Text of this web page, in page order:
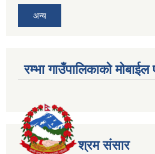
अन्य
रम्भा गाउँपालिकाको
श्रम संसार